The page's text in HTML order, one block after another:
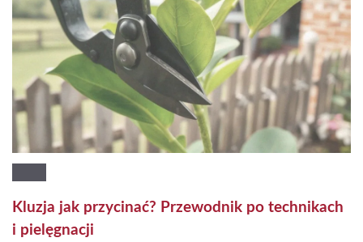
Kluzja jak przycinać? Przewodnik po technikach
i pielęgnacji